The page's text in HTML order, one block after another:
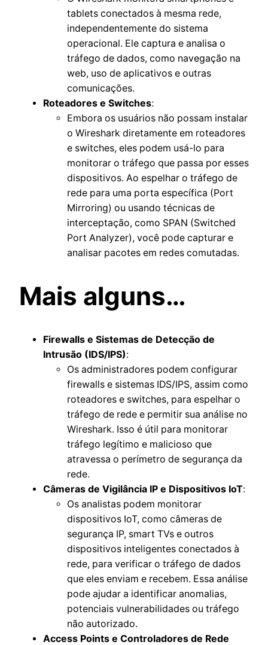
tablets conectados à mesma rede,
independentemente do sistema
operacional. Ele captura e analisa o
tráfego de dados, como navegação na
web, uso de aplicativos e outras
comunicações.
Roteadores e Switches:
Embora os usuários não possam instalar
o Wireshark diretamente em roteadores
e switches, eles podem usá-lo para
monitorar o tráfego que passa por esses
dispositivos. Ao espelhar o tráfego de
rede para uma porta específica (Port
Mirroring) ou usando técnicas de
interceptação, como SPAN (Switched
Port Analyzer), você pode capturar e
analisar pacotes em redes comutadas.
Mais alguns…
Firewalls e Sistemas de Detecção de
Intrusão (IDS/IPS):
Os administradores podem configurar
firewalls e sistemas IDS/IPS, assim como
roteadores e switches, para espelhar o
tráfego de rede e permitir sua análise no
Wireshark. Isso é útil para monitorar
tráfego legítimo e malicioso que
atravessa o perímetro de segurança da
rede.
Câmeras de Vigilância IP e Dispositivos IoT:
Os analistas podem monitorar
dispositivos IoT, como câmeras de
segurança IP, smart TVs e outros
dispositivos inteligentes conectados à
rede, para verificar o tráfego de dados
que eles enviam e recebem. Essa análise
pode ajudar a identificar anomalias,
potenciais vulnerabilidades ou tráfego
não autorizado.
Access Points e Controladores de Rede